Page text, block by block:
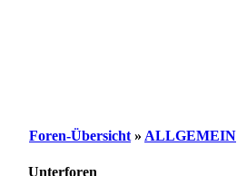
Foren-Übersicht » ALLGEMEIN
Unterforen